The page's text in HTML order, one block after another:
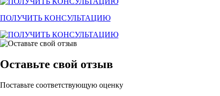
ПОЛУЧИТЬ КОНСУЛЬТАЦИЮ
Оставьте свой отзыв
Поставьте соответствующую оценку